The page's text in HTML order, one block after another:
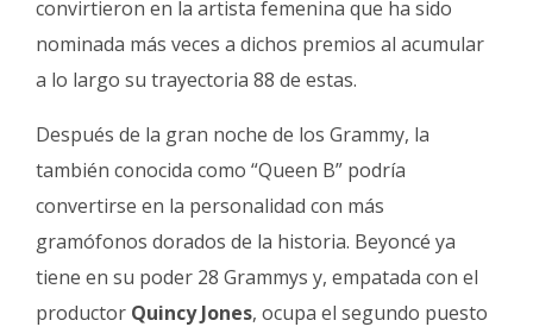
convirtieron en la artista femenina que ha sido
nominada más veces a dichos premios al acumular
a lo largo su trayectoria 88 de estas.
Después de la gran noche de los Grammy, la
también conocida como “Queen B” podría
convertirse en la personalidad con más
gramófonos dorados de la historia. Beyoncé ya
tiene en su poder 28 Grammys y, empatada con el
productor Quincy Jones, ocupa el segundo puesto